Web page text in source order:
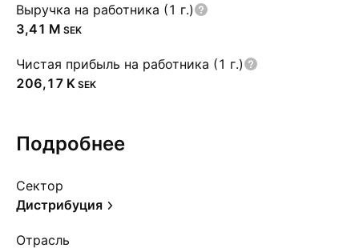
Выручка на работника (1 г.)
‪3,41 M‬ SEK
Чистая прибыль на работника (1 г.)
‪206,17 K‬ SEK
Подробнее
Сектор
Дистрибуция
Отрасль